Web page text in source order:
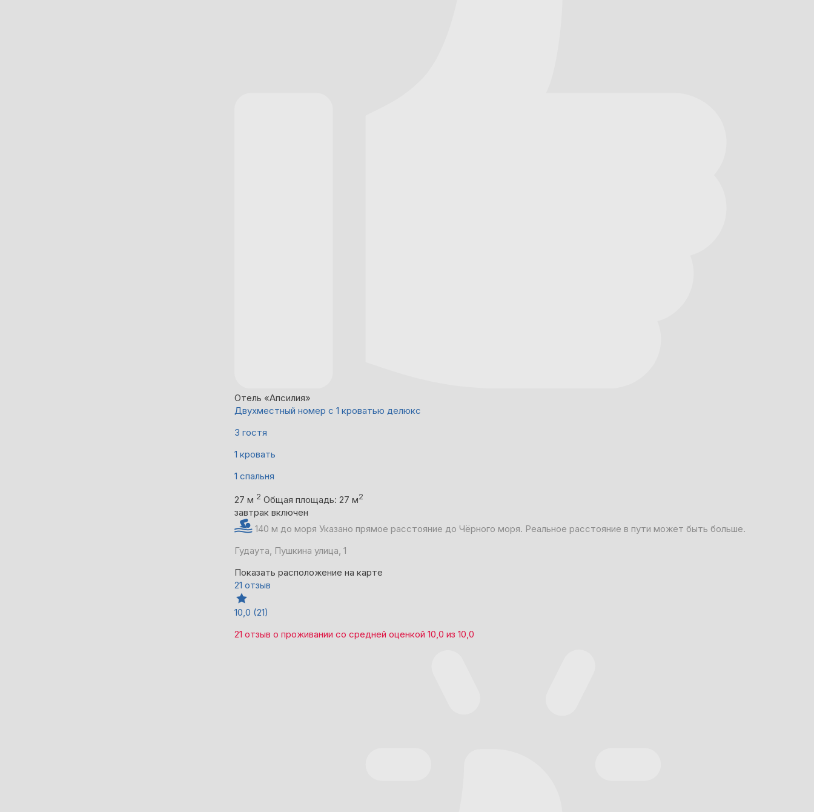
Отель «Апсилия»
Двухместный номер с 1 кроватью делюкс
3 гостя
1 кровать
1 спальня
27 м 2 Общая площадь: 27 м2
завтрак включен
140 м до моря Указано прямое расстояние до Чёрного моря. Реальное расстояние в пути может быть больше.
Гудаута, Пушкина улица, 1
Показать расположение на карте
21 отзыв
10,0 (21)
21 отзыв о проживании со средней оценкой 10,0 из 10,0